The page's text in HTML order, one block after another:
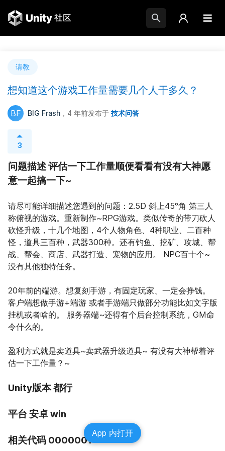
请教
想知道这个游戏工作量需要几个人干多久？
BF BIG Frash ，4 年前发布于 技术问答
3
问题描述 评估一下工作量顺便看看有没有大神愿
意一起搞一下~
请尽可能详细描述您遇到的问题：2.5D 斜上45°角 第三人
称俯视的游戏。重新制作~RPG游戏。类似传奇的带刀砍人
砍怪升级，十几个地图，4个人物角色、4种职业、二百种
怪，道具三百种，武器300种。还有钓鱼、挖矿、攻城、帮
战、帮会、商店、武器打造、宠物的应用。 NPC百十个~
没有其他独特任务。
20年前的端游。想复刻手游，有固定玩家、一定会挣钱。
客户端想做手游+端游 或者手游端只做部分功能比如文字版
挂机或者啥的。 服务器端~还得有个后台控制系统，GM命
令什么的。
盈利方式就是卖道具~卖武器升级道具~ 有没有大神帮着评
估一下工作量？~
Unity版本 都行
平台 安卓 win
相关代码 0000001
App 内打开